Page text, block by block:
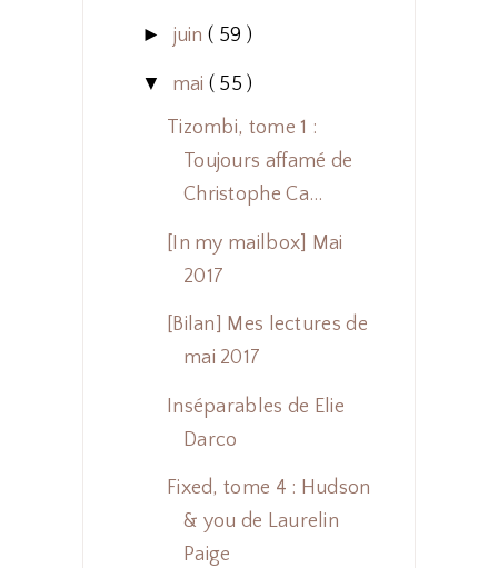
► juin ( 59 )
▼ mai ( 55 )
Tizombi, tome 1 :
Toujours affamé de
Christophe Ca...
[In my mailbox] Mai
2017
[Bilan] Mes lectures de
mai 2017
Inséparables de Elie
Darco
Fixed, tome 4 : Hudson
& you de Laurelin
Paige